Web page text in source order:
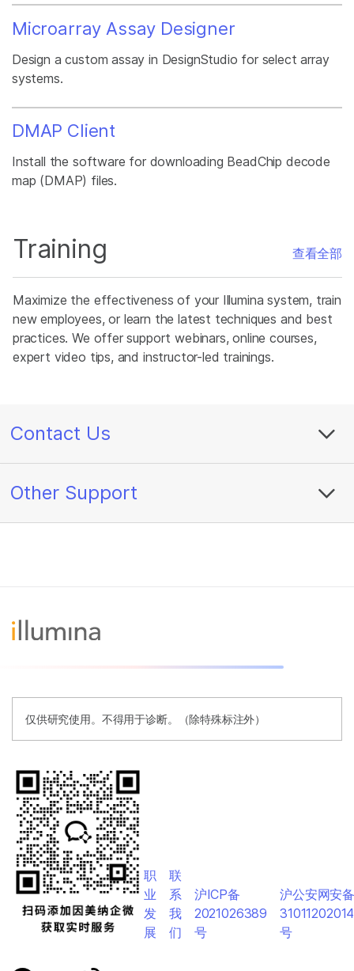
Microarray Assay Designer
Design a custom assay in DesignStudio for select array
systems.
DMAP Client
Install the software for downloading BeadChip decode
map (DMAP) files.
Training 查看全部
Maximize the effectiveness of your Illumina system, train
new employees, or learn the latest techniques and best
practices. We offer support webinars, online courses,
expert video tips, and instructor-led trainings.
Contact Us
Other Support
仅供研究使用。不得用于诊断。（除特殊标注外）
职
业
发
展
联
系
我
们
沪ICP备
2021026389
号
沪公安网安
号